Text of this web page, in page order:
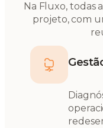
Na Fluxo, todas
projeto, com